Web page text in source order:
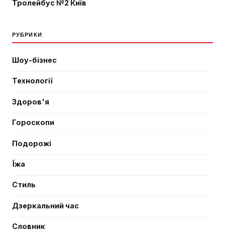
Тролейбус №2 Київ
РУБРИКИ
Шоу-бізнес
Технології
Здоров'я
Гороскопи
Подорожі
Їжа
Стиль
Дзеркальний час
Словник